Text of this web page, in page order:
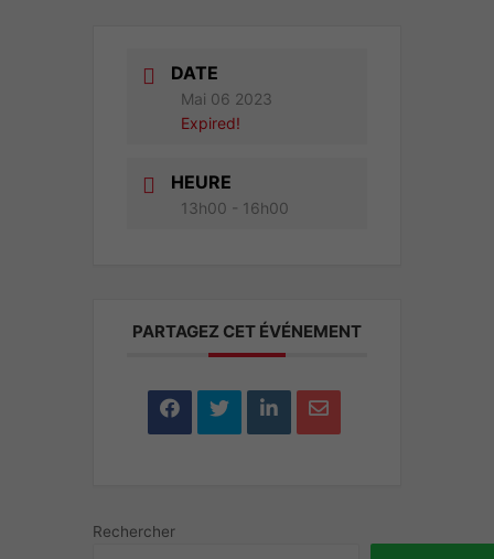
DATE
Mai 06 2023
Expired!
HEURE
13h00 - 16h00
PARTAGEZ CET ÉVÉNEMENT
Rechercher